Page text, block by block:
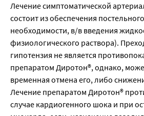
Лечение симптоматической
состоит из обеспечения
необходимости, в/в введения
физиологического раствора).
гипотензия не является
препаратом Диротон®, однако,
временная отмена его, либо
Лечение препаратом Диротон®
случае кардиогенного шока и при